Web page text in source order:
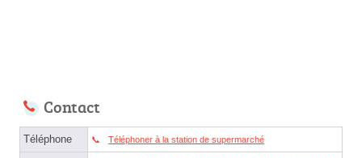
Contact
Téléphone Téléphoner à la station de supermarché